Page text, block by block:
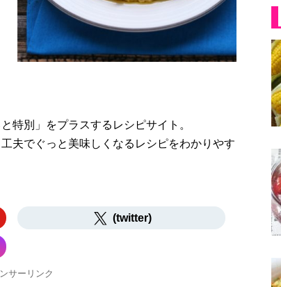
特別」をプラスするレシピサイト。
夫でぐっと美味しくなるレシピをわかりやす
(twitter)
サーリンク